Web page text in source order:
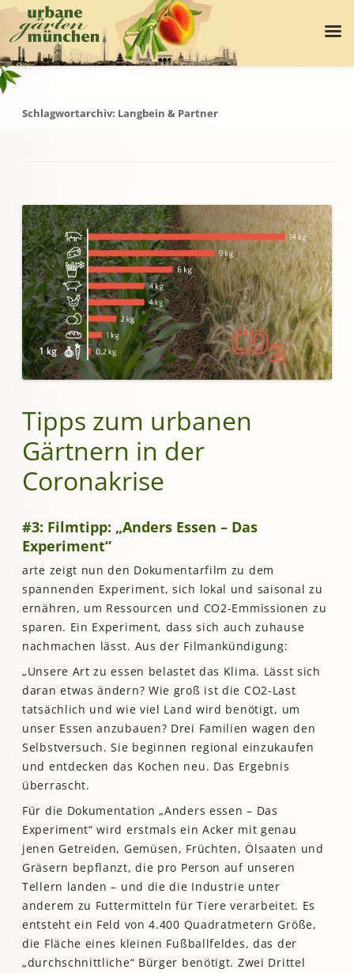
Schlagwortarchiv: Langbein & Partner
Tipps zum urbanen
Gärtnern in der
Coronakrise
#3: Filmtipp: „Anders Essen – Das
Experiment“
arte zeigt nun den Dokumentarfilm zu dem
spannenden Experiment, sich lokal und saisonal zu
ernähren, um Ressourcen und CO2-Emmissionen zu
sparen. Ein Experiment, dass sich auch zuhause
nachmachen lässt. Aus der Filmankündigung:
„Unsere Art zu essen belastet das Klima. Lässt sich
daran etwas ändern? Wie groß ist die CO2-Last
tatsächlich und wie viel Land wird benötigt, um
unser Essen anzubauen? Drei Familien wagen den
Selbstversuch. Sie beginnen regional einzukaufen
und entdecken das Kochen neu. Das Ergebnis
überrascht.
Für die Dokumentation „Anders essen – Das
Experiment“ wird erstmals ein Acker mit genau
jenen Getreiden, Gemüsen, Früchten, Ölsaaten und
Gräsern bepflanzt, die pro Person auf unseren
Tellern landen – und die die Industrie unter
anderem zu Futtermitteln für Tiere verarbeitet. Es
entsteht ein Feld von 4.400 Quadratmetern Größe,
die Fläche eines kleinen Fußballfeldes, das der
„durchschnittliche“ Bürger benötigt. Zwei Drittel